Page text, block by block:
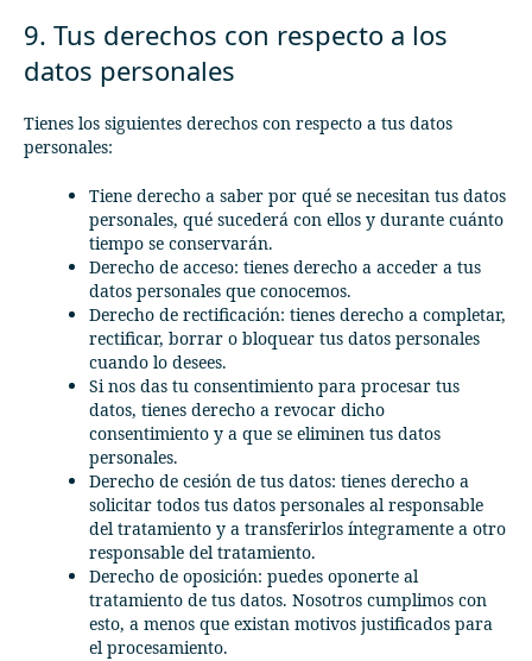
9. Tus derechos con respecto a los
datos personales
Tienes los siguientes derechos con respecto a tus datos
personales:
Tiene derecho a saber por qué se necesitan tus datos
personales, qué sucederá con ellos y durante cuánto
tiempo se conservarán.
Derecho de acceso: tienes derecho a acceder a tus
datos personales que conocemos.
Derecho de rectificación: tienes derecho a completar,
rectificar, borrar o bloquear tus datos personales
cuando lo desees.
Si nos das tu consentimiento para procesar tus
datos, tienes derecho a revocar dicho
consentimiento y a que se eliminen tus datos
personales.
Derecho de cesión de tus datos: tienes derecho a
solicitar todos tus datos personales al responsable
del tratamiento y a transferirlos íntegramente a otro
responsable del tratamiento.
Derecho de oposición: puedes oponerte al
tratamiento de tus datos. Nosotros cumplimos con
esto, a menos que existan motivos justificados para
el procesamiento.